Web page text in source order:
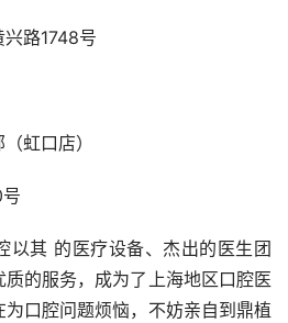
路1748号
虹口店）
以其 的医疗设备、杰出的医生团
的服务，成为了上海地区口腔医
口腔问题烦恼，不妨亲自到鼎植